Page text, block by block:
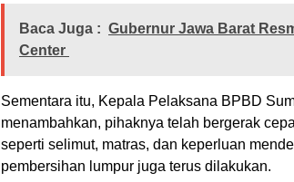
Baca Juga : Gubernur Jawa Barat
Center
Sementara itu, Kepala Pelaksana BPBD
menambahkan, pihaknya telah bergerak
seperti selimut, matras, dan keperluan
pembersihan lumpur juga terus dilakukan.